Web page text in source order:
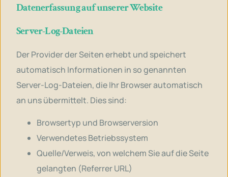
Datenerfassung auf unserer Website
Server-Log-Dateien
Der Provider der Seiten erhebt und speichert
automatisch Informationen in so genannten
Server-Log-Dateien, die Ihr Browser automatisch
an uns übermittelt. Dies sind:
Browsertyp und Browserversion
Verwendetes Betriebssystem
Quelle/Verweis, von welchem Sie auf die Seite
gelangten (Referrer URL)